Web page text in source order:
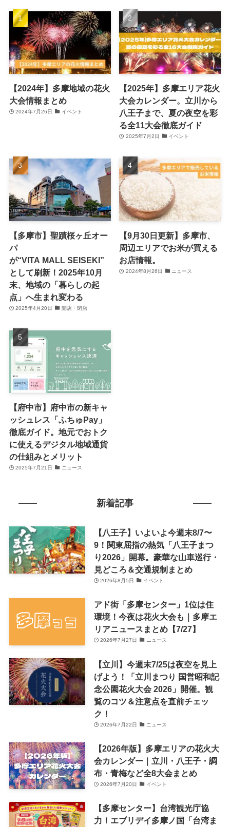
【2024年】多摩地域の花火
大会情報まとめ
2024年7月26日 イベント
【2025年】多摩エリア花火
大会カレンダー。立川から
八王子まで、夏の夜空を彩
る全11大会徹底ガイド
2025年7月2日 イベント
【多摩市】聖蹟桜ヶ丘オー
パ
が“VITA MALL SEISEKI”
として刷新！2025年10月
末、地域の「暮らしの起
点」へ生まれ変わる
2025年4月20日 開店・閉店
【9月30日更新】多摩市、
周辺エリアでお米が買える
お店情報。
2024年8月26日 ニュース
【府中市】府中市の新キャ
ッシュレス「ふちゅPay」
徹底ガイド。地元でおトク
に使えるデジタル地域通貨
の仕組みとメリット
2025年7月21日 ニュース
新着記事
【八王子】いよいよ今週末8/7〜
9！関東屈指の熱気「八王子まつ
り2026」開幕。豪華な山車巡行・
見どころ＆交通規制まとめ
2026年8月5日 イベント
アド街「多摩センター」1位は住
環境！今夜は花火大会も｜多摩エ
リアニュースまとめ【7/27】
2026年7月27日 ニュース
【立川】今週末7/25は夜空を見上
げよう！「立川まつり 国営昭和記
念公園花火大会 2026」開催。観
覧のコツ＆注意点を直前チェッ
ク！
2026年7月22日 ニュース
【2026年版】多摩エリアの花火大
会カレンダー｜立川・八王子・調
布・青梅など全8大会まとめ
2026年7月20日 イベント
【多摩センター】台湾観光庁協
力！エブリデイ多摩ノ国「台湾ま